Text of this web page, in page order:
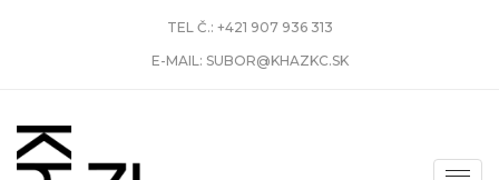
TEL Č.: +421 907 936 313
E-MAIL: SUBOR@KHAZKC.SK